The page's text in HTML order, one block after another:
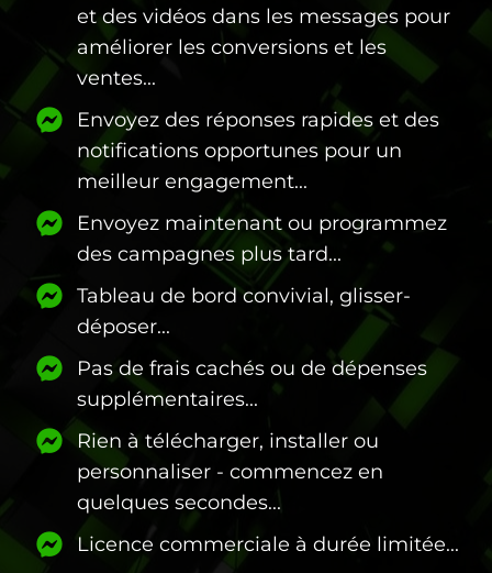
et des vidéos dans les messages pour
améliorer les conversions et les
ventes...
Envoyez des réponses rapides et des
notifications opportunes pour un
meilleur engagement...
Envoyez maintenant ou programmez
des campagnes plus tard...
Tableau de bord convivial, glisser-
déposer...
Pas de frais cachés ou de dépenses
supplémentaires...
Rien à télécharger, installer ou
personnaliser - commencez en
quelques secondes...
Licence commerciale à durée limitée...